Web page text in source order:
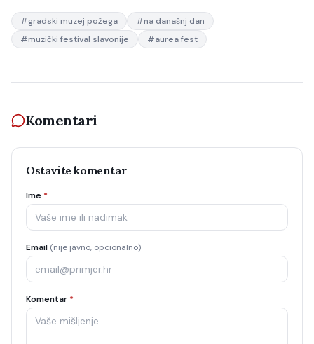
#gradski muzej požega #na današnj dan
#muzički festival slavonije #aurea fest
Komentari
Ostavite komentar
Ime *
Email (nije javno, opcionalno)
Komentar *